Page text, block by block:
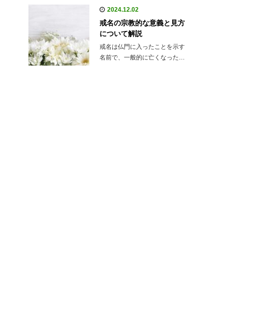
2024.12.02
戒名の宗教的な意義と見方
について解説
戒名は仏門に入ったことを示す
名前で、一般的に亡くなった…